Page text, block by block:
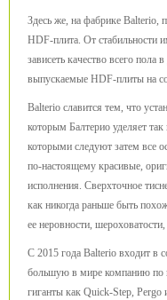
Здесь же, на фабрике Balterio,
HDF-плита. От стабильности
зависеть качество всего пола
выпускаемые HDF-плиты на
Balterio славится тем, что
которым Балтерио уделяет
которыми следуют затем все
по-настоящему красивые,
исполнения. Сверхточное
как никогда раньше быть
ее неровности,
С 2015 года Balterio входит в
большую в мире компанию по
гиганты как Quick-Step, Pergo